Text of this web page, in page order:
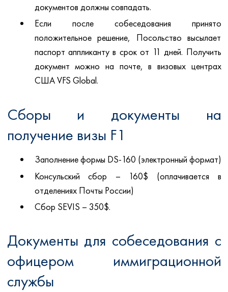
документов должны совпадать.
Если после собеседования принято
положительное решение, Посольство высылает
паспорт аппликанту в срок от 11 дней. Получить
документ можно на почте, в визовых центрах
США VFS Global.
Сборы и документы на
получение визы F1
Заполнение формы DS-160 (электронный формат)
Консульский сбор – 160$ (оплачивается в
отделениях Почты России)
Сбор SEVIS – 350$.
Документы для собеседования с
офицером иммиграционной
службы